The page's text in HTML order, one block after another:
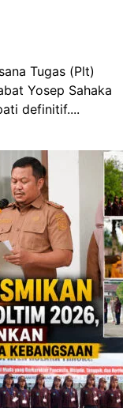
Tugas (Plt)
Yosep Sahaka
definitif....